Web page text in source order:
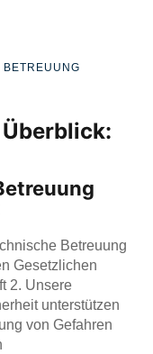
Betreuung
Gesetzlichen
2. Unsere
unterstützen
von Gefahren